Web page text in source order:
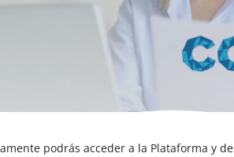
podrás acceder a la Plataforma y